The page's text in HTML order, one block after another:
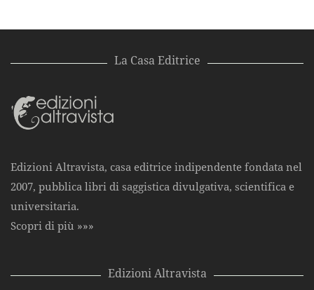
La Casa Editrice
Edizioni Altravista, casa editrice indipendente fondata nel
2007, pubblica libri di saggistica divulgativa, scientifica e
universitaria.
Scopri di più »»»
Edizioni Altravista